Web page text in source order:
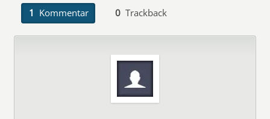
1 Kommentar 0 Trackback